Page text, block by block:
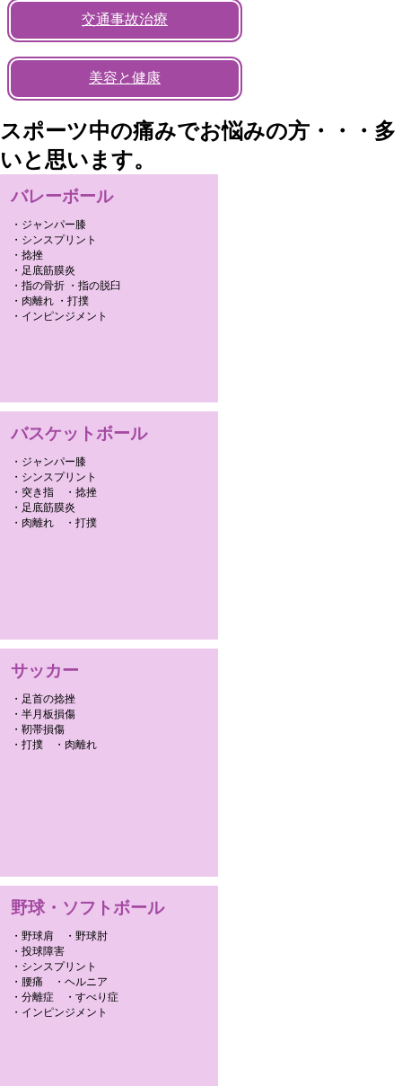
交通事故治療
美容と健康
スポーツ中の痛みでお悩みの方・・・多
いと思います。
バレーボール
・ジャンパー膝
・シンスプリント
・捻挫
・足底筋膜炎
・指の骨折 ・指の脱臼
・肉離れ ・打撲
・インピンジメント
バスケットボール
・ジャンパー膝
・シンスプリント
・突き指 ・捻挫
・足底筋膜炎
・肉離れ ・打撲
サッカー
・足首の捻挫
・半月板損傷
・靭帯損傷
・打撲 ・肉離れ
野球・ソフトボール
・野球肩 ・野球肘
・投球障害
・シンスプリント
・腰痛 ・ヘルニア
・分離症 ・すべり症
・インピンジメント